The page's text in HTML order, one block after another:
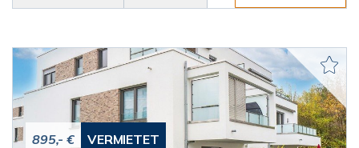
895,- € VERMIETET